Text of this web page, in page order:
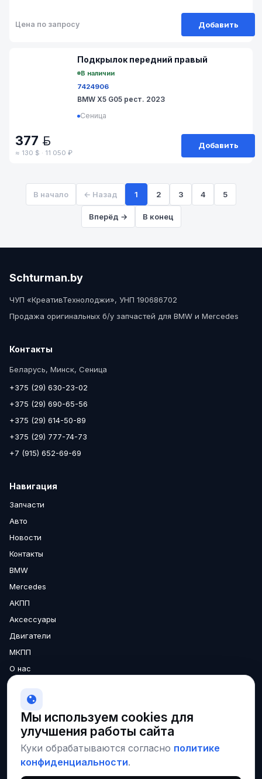
Цена по запросу Добавить
Подкрылок передний правый
В наличии
7424906
BMW X5 G05 рест. 2023
Сеница
377
≈ 130 $ · 11 050 ₽
Добавить
В начало ← Назад 1 2 3 4 5
Вперёд → В конец
Schturman.by
ЧУП «КреативТехнолоджи», УНП 190686702
Продажа оригинальных б/у запчастей для BMW и Mercedes
Контакты
Беларусь, Минск, Сеница
+375 (29) 630-23-02
+375 (29) 690-65-56
+375 (29) 614-50-89
+375 (29) 777-74-73
+7 (915) 652-69-69
Навигация
Запчасти
Авто
Новости
Контакты
BMW
Mercedes
АКПП
Аксессуары
Двигатели
МКПП
О нас
Гарантия
Соцсети и площадки
Instagram
Наши запчасти на CARRO
Мы используем cookies для
улучшения работы сайта
Куки обрабатываются согласно политике
конфиденциальности.